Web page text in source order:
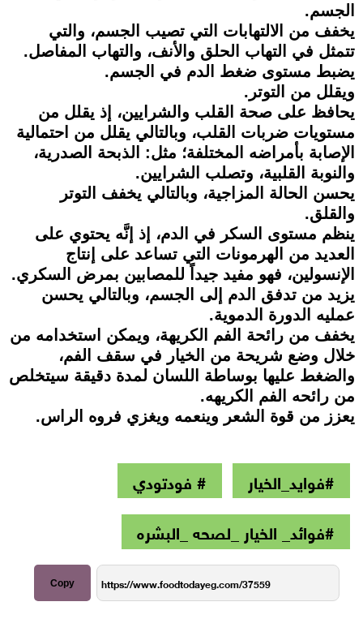
الجسم.
يخفف من الالتهابات التي تصيب الجسم، والتي
تتمثل في التهاب الحلق والأنف، والتهاب المفاصل.
يضبط مستوى ضغط الدم في الجسم.
ويقلل من التوتر.
يحافظ على صحة القلب والشرايين، إذ يقلل من
مستويات ضربات القلب، وبالتالي يقلل من احتمالية
الإصابة بأمراضه المختلفة؛ مثل: الذبحة الصدرية،
والنوبة القلبية، وتصلب الشرايين.
يحسن الحالة المزاجية، وبالتالي يخفف التوتر
والقلق.
ينظم مستوى السكر في الدم، إذ إنَّه يحتوي على
العديد من الهرمونات التي تساعد على إنتاج
الإنسولين، فهو مفيد جيداً للمصابين بمرض السكري.
يزيد من تدفق الدم إلى الجسم، وبالتالي يحسن
عمليه الدورة الدموية.
يخفف من رائحة الفم الكريهة، ويمكن استخدامه من
خلال وضع شريحة من الخيار في سقف الفم،
والضغط عليها بوساطة اللسان لمدة دقيقة سيتخلص
من رائحه الفم الكريهه.
يعزز من قوة الشعر وينعمه ويغزي فروه الراس.
#فوايد_الخيار
# فودتودي
#فوائد_ الخيار _لصحه _البشره
Copy